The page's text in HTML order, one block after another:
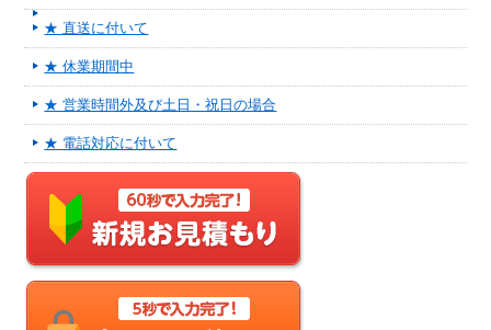
★ 直送に付いて
★ 休業期間中
★ 営業時間外及び土日・祝日の場合
★ 電話対応に付いて